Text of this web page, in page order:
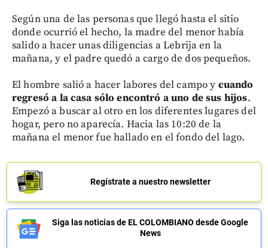
Según una de las personas que llegó hasta el sitio
donde ocurrió el hecho, la madre del menor había
salido a hacer unas diligencias a Lebrija en la
mañana, y el padre quedó a cargo de dos pequeños.
El hombre salió a hacer labores del campo y cuando
regresó a la casa sólo encontró a uno de sus hijos.
Empezó a buscar al otro en los diferentes lugares del
hogar, pero no aparecía. Hacia las 10:20 de la
mañana el menor fue hallado en el fondo del lago.
Regístrate a nuestro newsletter
Siga las noticias de EL COLOMBIANO desde Google
News